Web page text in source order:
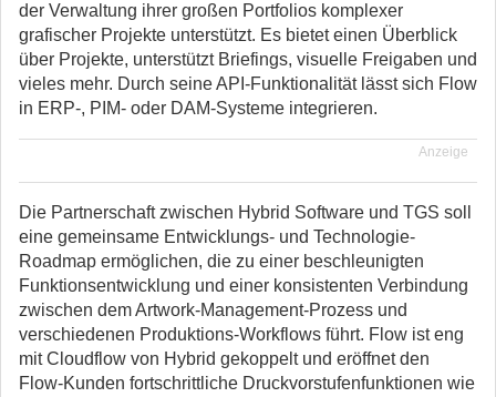
der Verwaltung ihrer großen Portfolios komplexer
grafischer Projekte unterstützt. Es bietet einen Überblick
über Projekte, unterstützt Briefings, visuelle Freigaben und
vieles mehr. Durch seine API-Funktionalität lässt sich Flow
in ERP-, PIM- oder DAM-Systeme integrieren.
Anzeige
Die Partnerschaft zwischen Hybrid Software und TGS soll
eine gemeinsame Entwicklungs- und Technologie-
Roadmap ermöglichen, die zu einer beschleunigten
Funktionsentwicklung und einer konsistenten Verbindung
zwischen dem Artwork-Management-Prozess und
verschiedenen Produktions-Workflows führt. Flow ist eng
mit Cloudflow von Hybrid gekoppelt und eröffnet den
Flow-Kunden fortschrittliche Druckvorstufenfunktionen wie